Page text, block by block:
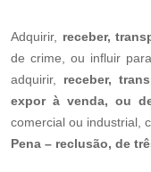
Adquirir, receber,
de crime, ou influir
adquirir, receber,
expor à venda, ou
comercial ou industrial,
Pena – reclusão, de